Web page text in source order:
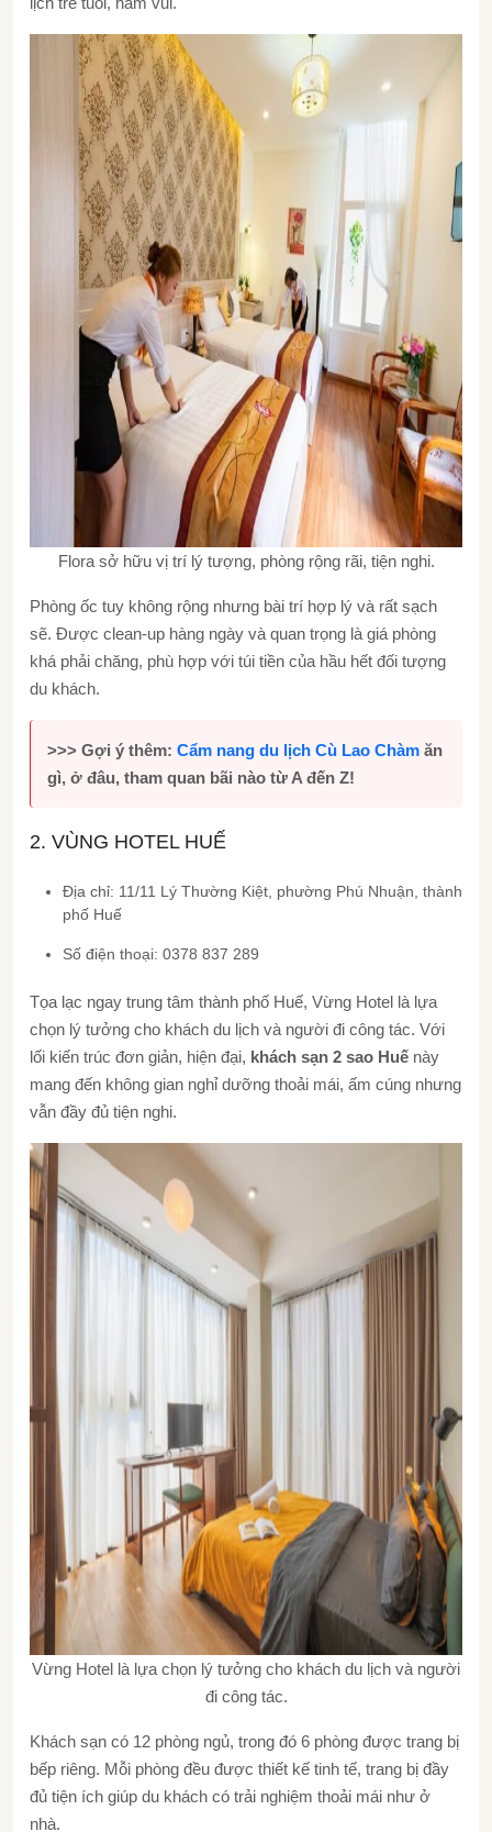
Flora sở hữu vị trí lý tượng, phòng rộng rãi, tiện nghi.
Phòng ốc tuy không rộng nhưng bài trí hợp lý và rất sạch
sẽ. Được clean-up hàng ngày và quan trọng là giá phòng
khá phải chăng, phù hợp với túi tiền của hầu hết đối tượng
du khách.
>>> Gợi ý thêm: Cẩm nang du lịch Cù Lao Chàm ăn
gì, ở đâu, tham quan bãi nào từ A đến Z!
2. VÙNG HOTEL HUẾ
Địa chỉ: 11/11 Lý Thường Kiệt, phường Phú Nhuận, thành
phố Huế
Số điện thoại: 0378 837 289
Tọa lạc ngay trung tâm thành phố Huế, Vừng Hotel là lựa
chọn lý tưởng cho khách du lịch và người đi công tác. Với
lối kiến trúc đơn giản, hiện đại, khách sạn 2 sao Huế này
mang đến không gian nghỉ dưỡng thoải mái, ấm cúng nhưng
vẫn đầy đủ tiện nghi.
Vừng Hotel là lựa chọn lý tưởng cho khách du lịch và người
đi công tác.
Khách sạn có 12 phòng ngủ, trong đó 6 phòng được trang bị
bếp riêng. Mỗi phòng đều được thiết kế tinh tế, trang bị đầy
đủ tiện ích giúp du khách có trải nghiệm thoải mái như ở
nhà.